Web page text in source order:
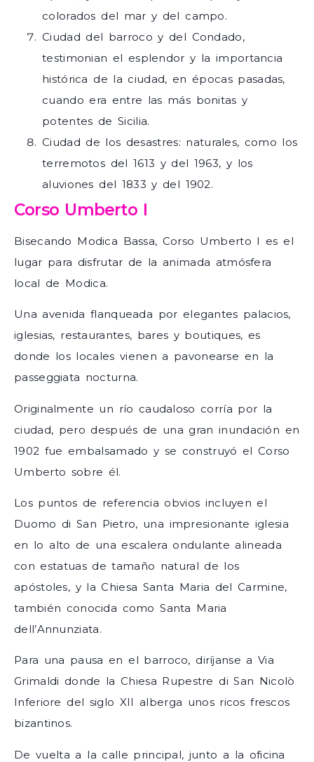
colorados del mar y del campo.
Ciudad del barroco y del Condado,
testimonian el esplendor y la importancia
histórica de la ciudad, en épocas pasadas,
cuando era entre las más bonitas y
potentes de Sicilia.
Ciudad de los desastres: naturales, como los
terremotos del 1613 y del 1963, y los
aluviones del 1833 y del 1902.
Corso Umberto I
Bisecando Modica Bassa, Corso Umberto I es el
lugar para disfrutar de la animada atmósfera
local de Modica.
Una avenida flanqueada por elegantes palacios,
iglesias, restaurantes, bares y boutiques, es
donde los locales vienen a pavonearse en la
passeggiata nocturna.
Originalmente un río caudaloso corría por la
ciudad, pero después de una gran inundación en
1902 fue embalsamado y se construyó el Corso
Umberto sobre él.
Los puntos de referencia obvios incluyen el
Duomo di San Pietro, una impresionante iglesia
en lo alto de una escalera ondulante alineada
con estatuas de tamaño natural de los
apóstoles, y la Chiesa Santa Maria del Carmine,
también conocida como Santa Maria
dell’Annunziata.
Para una pausa en el barroco, diríjanse a Via
Grimaldi donde la Chiesa Rupestre di San Nicolò
Inferiore del siglo XII alberga unos ricos frescos
bizantinos.
De vuelta a la calle principal, junto a la oficina